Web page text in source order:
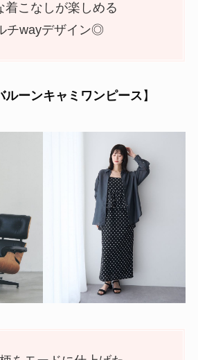
着こなしが楽しめる
チwayデザイン◎
ルーンキャミワンピース 】